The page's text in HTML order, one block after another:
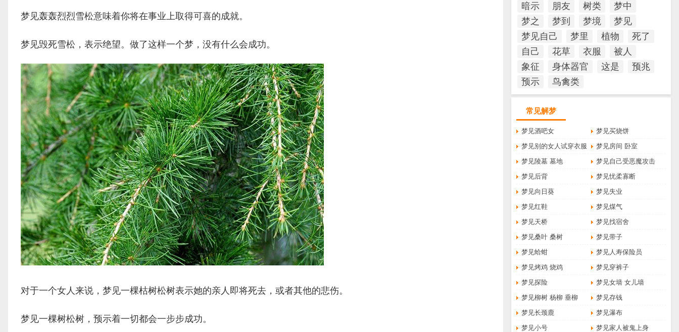
暗示
朋友 树类
梦中
梦之
梦到 梦境
梦见
梦见自己
梦里 植物
死了
自己
花草 衣服
被人
象征
身体器官 这是
预兆
预示
鸟禽类
常见解梦
梦见酒吧女
梦见买烧饼
梦见别的女人试穿衣服
梦见房间 卧室
梦见陵墓 墓地
梦见自己受恶魔攻击
梦见后背
梦见忧柔寡断
梦见向日葵
梦见失业
梦见红鞋
梦见煤气
梦见天桥
梦见找宿舍
梦见桑叶 桑树
梦见带子
梦见蛤蚶
梦见人寿保险员
梦见烤鸡 烧鸡
梦见穿裤子
梦见探险
梦见女墙 女儿墙
梦见柳树 杨柳 垂柳
梦见存钱
梦见长颈鹿
梦见瀑布
梦见小号
梦见家人被鬼上身
梦见轰轰烈烈雪松意味着你将在事业上取得可喜的成就。
梦见毁死雪松，表示绝望。做了这样一个梦，没有什么会成功。
对于一个女人来说，梦见一棵枯树松树表示她的亲人即将死去，或者其他的悲伤。
梦见一棵树松树，预示着一切都会一步步成功。